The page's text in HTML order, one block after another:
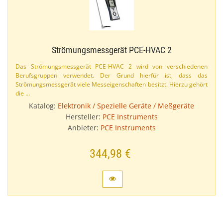
Strömungsmessgerät PCE-​HVAC 2
Das Strömungsmessgerät PCE-​HVAC 2 wird von verschiedenen
Berufsgruppen verwendet. Der Grund hierfür ist, dass das
Strömungsmessgerät viele Messeigenschaften besitzt. Hierzu gehört
die …
Katalog: Elektronik / Spezielle Geräte / Meßgeräte
Hersteller: PCE Instruments
Anbieter: PCE Instruments
344,98 €